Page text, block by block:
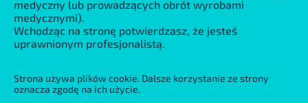
medyczny lub prowadzących obrót wyrobami
medycznymi).
Wchodząc na stronę potwierdzasz, że jesteś
uprawnionym profesjonalistą.
Strona używa plików cookie. Dalsze korzystanie ze strony
oznacza zgodę na ich użycie.